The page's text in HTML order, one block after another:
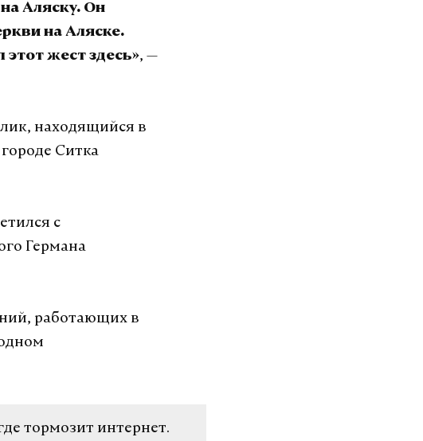
Аляску. Он
на Аляске.
жест здесь», —
находящийся в
Ситка
с
Германа
работающих в
тормозит интернет.